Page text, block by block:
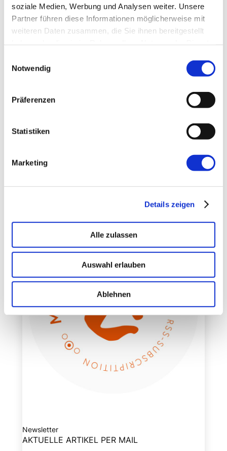
soziale Medien, Werbung und Analysen weiter. Unsere
Partner führen diese Informationen möglicherweise mit
weiteren Daten zusammen, die Sie ihnen bereitgestellt
Notwendig
Präferenzen
Statistiken
Marketing
Details zeigen
Alle zulassen
Auswahl erlauben
Ablehnen
E-Mail-Adresse*
Website
← Vorherige:
Newsletter
AKTUELLE ARTIKEL PER MAIL